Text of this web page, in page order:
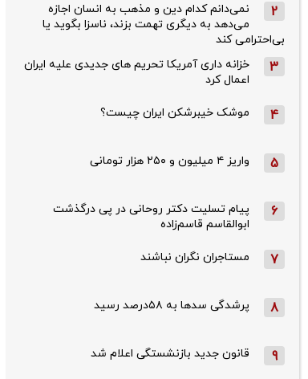
2
نمی‌دانم کدام دین و مذهب به انسان اجازه
می‌دهد به دیگری تهمت بزند، ناسزا بگوید یا
بی‌احترامی کند
3
خزانه داری آمریکا تحریم های جدیدی علیه ایران
اعمال کرد
4 موشک خیبرشکن ایران چیست؟
5 واریز ۴ میلیون و ۲۵۰ هزار تومانی
6
پیام تسلیت دکتر روحانی در پی درگذشت
ابوالقاسم قاسم‌زاده
7 مستاجران نگران نباشند
8 پرشدگی سدها به ۵۸درصد رسید
9 قانون جدید بازنشستگی اعلام شد